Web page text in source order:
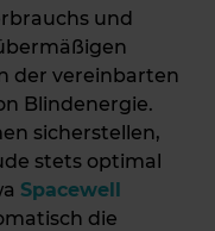
und
der vereinbarten
Blindenergie.
sicherstellen,
stets optimal
Spacewell
die